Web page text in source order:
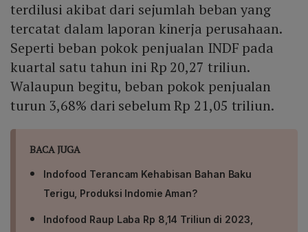
terdilusi akibat dari sejumlah beban yang
tercatat dalam laporan kinerja perusahaan.
Seperti beban pokok penjualan INDF pada
kuartal satu tahun ini Rp 20,27 triliun.
Walaupun begitu, beban pokok penjualan
turun 3,68% dari sebelum Rp 21,05 triliun.
BACA JUGA
Indofood Terancam Kehabisan Bahan Baku
Terigu, Produksi Indomie Aman?
Indofood Raup Laba Rp 8,14 Triliun di 2023,